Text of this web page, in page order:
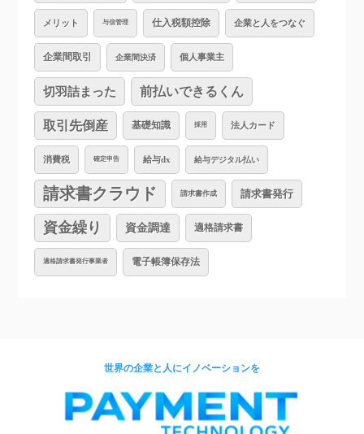
メリット 与信管理 仕入税額控除 企業と人をつなぐ
企業間取引 企業間決済 個人事業主
切羽詰まった 前払いできるくん
取引先倒産 基礎知識 採用 法人カード
消費税 確定申告 給与dx 給与デジタル払い
請求書クラウド 請求書作成 請求書発行
資金繰り 資金調達 適格請求書
適格請求書発行事業者 電子帳簿保存法
世界の企業と人にイノベーションを